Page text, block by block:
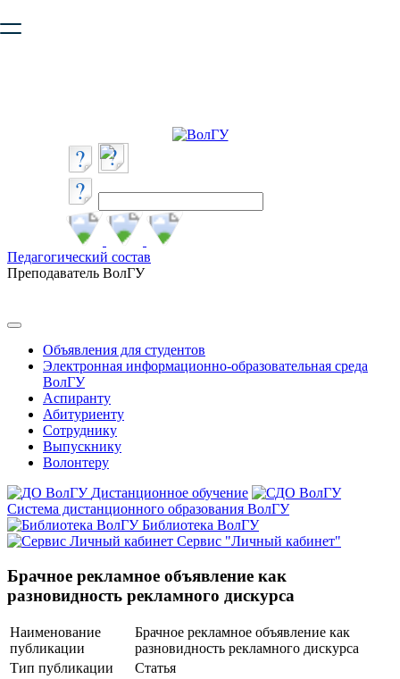
безопасную работу с сайтом. Пожалуйста
Педагогический состав
Преподаватель ВолГУ
Объявления для студентов
Электронная информационно-образовательная среда
ВолГУ
Аспиранту
Абитуриенту
Сотруднику
Выпускнику
Волонтеру
Дистанционное обучение
Система дистанционного образования ВолГУ
Библиотека ВолГУ
Сервис "Личный кабинет"
Брачное рекламное объявление как
разновидность рекламного дискурса
Наименование
публикации
Брачное рекламное объявление как
разновидность рекламного дискурса
Тип публикации
Статья